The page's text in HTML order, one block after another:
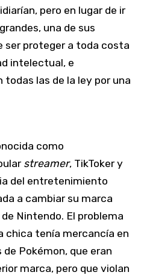
pero en lugar de ir
una de sus
ser proteger a toda costa
intelectual, e
las de la ley por una
como
streamer, TikToker y
del entretenimiento
a cambiar su marca
Nintendo. El problema
chica tenía mercancía en
Pokémon, que eran
marca, pero que violan